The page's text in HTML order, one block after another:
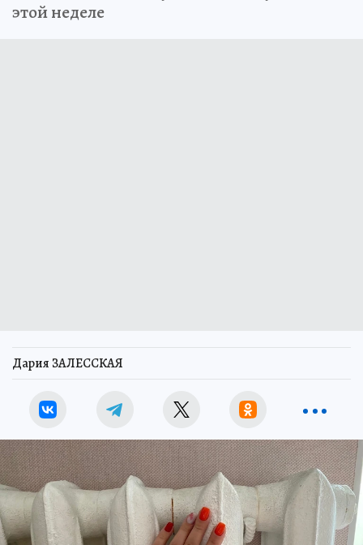
этой неделе
Дария ЗАЛЕССКАЯ